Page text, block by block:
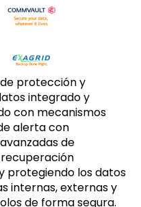
protección y
integrado y
con mecanismos
alerta con
de
protegiendo los datos
internas, externas y
de forma segura.